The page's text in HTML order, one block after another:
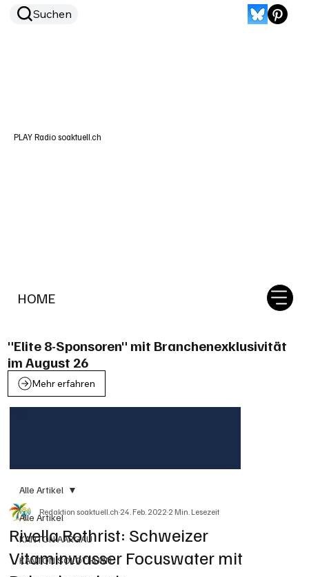
HOME
Suchen
PLAY Radio soaktuell.ch
"Elite 8-Sponsoren" mit Branchenexklusivität
im August 26
Mehr erfahren
Alle Artikel
KANTON AARGAU
KANTON SOLOTHURN
Alle Artikel
Rivella Rothrist: Schweizer
Vitaminwasser Focuswater mit
Redaktion soaktuell.ch24. Feb. 20222 Min. Lesezeit